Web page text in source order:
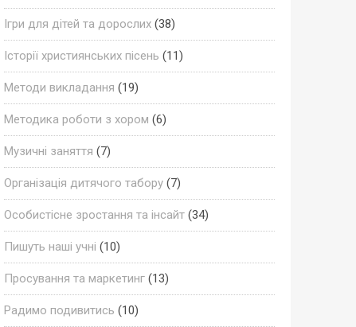
Ігри для дітей та дорослих(38)
Історії християнських пісень (11)
Методи викладання (19)
Методика роботи з хором (6)
Музичні заняття (7)
Організація дитячого табору(7)
Особистісне зростання та інсайт(34)
Пишуть наші учні (10)
Просування та маркетинг(13)
Радимо подивитись (10)